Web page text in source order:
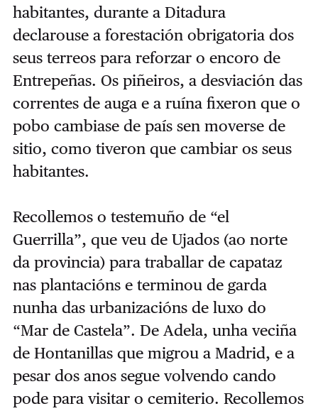
habitantes, durante a Ditadura
declarouse a forestación obrigatoria dos
seus terreos para reforzar o encoro de
Entrepeñas. Os piñeiros, a desviación das
correntes de auga e a ruína fixeron que o
pobo cambiase de país sen moverse de
sitio, como tiveron que cambiar os seus
habitantes.
Recollemos o testemuño de “el
Guerrilla”, que veu de Ujados (ao norte
da provincia) para traballar de capataz
nas plantacións e terminou de garda
nunha das urbanizacións de luxo do
“Mar de Castela”. De Adela, unha veciña
de Hontanillas que migrou a Madrid, e a
pesar dos anos segue volvendo cando
pode para visitar o cemiterio. Recollemos